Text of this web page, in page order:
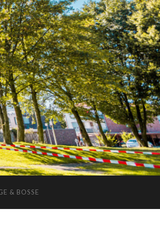
& BOSSE